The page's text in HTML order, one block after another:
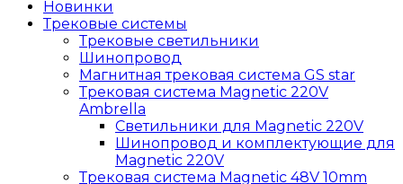
Новинки
Трековые системы
Трековые светильники
Шинопровод
Магнитная трековая система GS star
Трековая система Magnetic 220V
Ambrella
Светильники для Magnetic 220V
Шинопровод и комплектующие для
Magnetic 220V
Трековая система Magnetic 48V 10mm